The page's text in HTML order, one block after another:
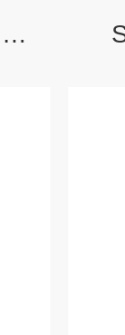
NE3502D型一体化振动变送器